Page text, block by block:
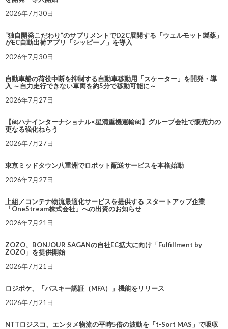
2026年7月30日
“独自開発こだわり”のサプリメントでD2C展開する「ウェルモット製薬」
がEC自動出荷アプリ「シッピーノ」を導入
2026年7月30日
自動車船の荷役中断を抑制する自動車移動用「スケーター」を開発・導
入 ～自力走行できない車両を約5分で移動可能に～
2026年7月27日
【㈱ハナインターナショナル×星清重機運輸㈱】グループ会社で販売力の
更なる強化ねらう
2026年7月27日
東京ミッドタウン八重洲でロボット配送サービスを本格始動
2026年7月27日
上組／コンテナ物流最適化サービスを提供する スタートアップ企業
「OneStream株式会社」への出資のお知らせ
2026年7月21日
ZOZO、BONJOUR SAGANの自社EC拡大に向け「Fulfillment by
ZOZO」を提供開始
2026年7月21日
ロジポケ、「パスキー認証（MFA）」機能をリリース
2026年7月21日
NTTロジスコ、エンタメ物流の平時5倍の波動を「t-Sort MAS」で吸収